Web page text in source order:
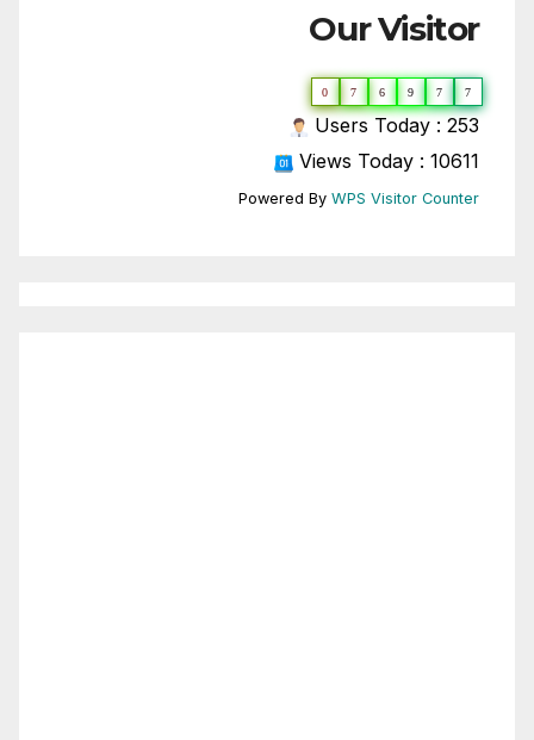
Our Visitor
0 7 6 9 7 7
Users Today : 253
Views Today : 10611
Powered By WPS Visitor Counter